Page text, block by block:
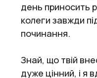
день приносить
колеги завжди
починання.
Знай, що твій
дуже цінний, і я